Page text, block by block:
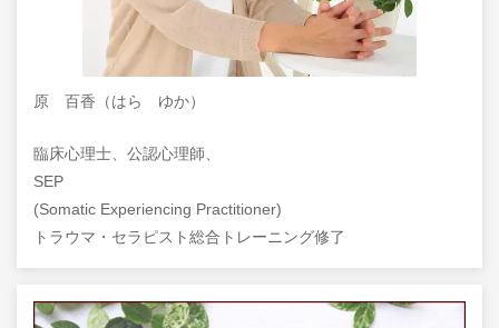
原 百香（はら ゆか）
臨床心理士、公認心理師、
SEP
(Somatic Experiencing Practitioner)
トラウマ・セラピスト総合トレーニング修了